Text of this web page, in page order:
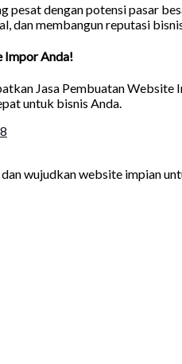
dengan potensi pasar
dan membangun reputasi
Impor Anda!
Jasa Pembuatan
untuk bisnis Anda.
wujudkan website impian